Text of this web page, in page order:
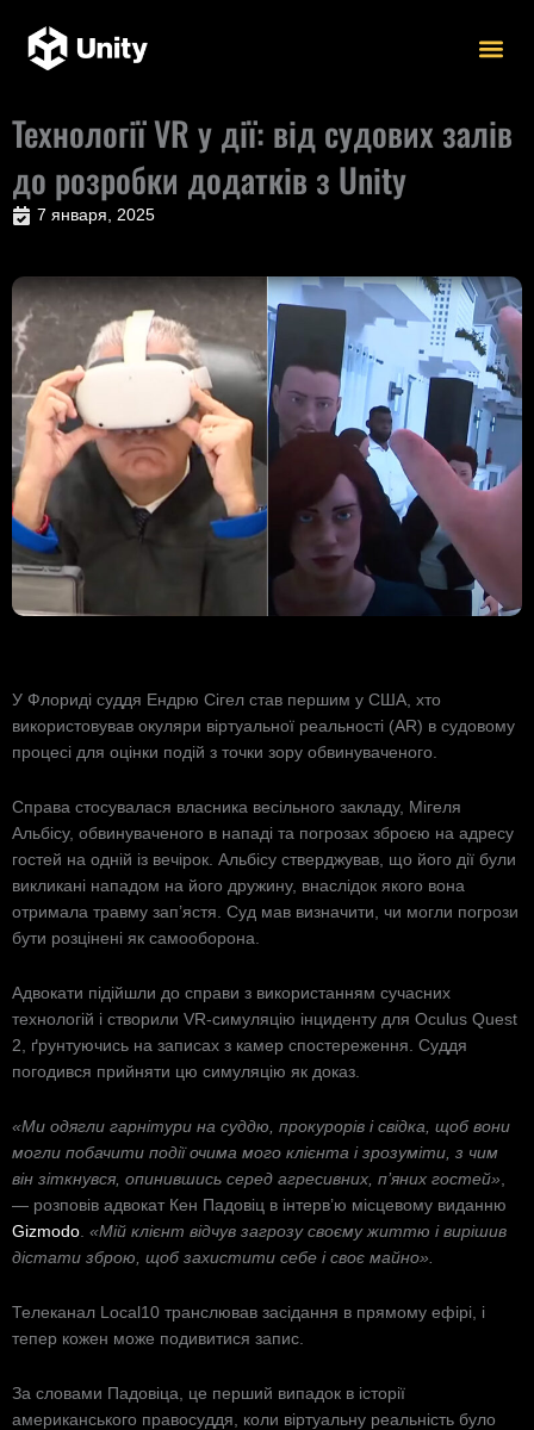
содержимому
Технології VR у дії: від судових залів
до розробки додатків з Unity
7 января, 2025
У Флориді суддя Ендрю Сігел став першим у США, хто
використовував окуляри віртуальної реальності (AR) в судовому
процесі для оцінки подій з точки зору обвинуваченого.
Справа стосувалася власника весільного закладу, Мігеля
Альбісу, обвинуваченого в нападі та погрозах зброєю на адресу
гостей на одній із вечірок. Альбісу стверджував, що його дії були
викликані нападом на його дружину, внаслідок якого вона
отримала травму зап’ястя. Суд мав визначити, чи могли погрози
бути розцінені як самооборона.
Адвокати підійшли до справи з використанням сучасних
технологій і створили VR-симуляцію інциденту для Oculus Quest
2, ґрунтуючись на записах з камер спостереження. Суддя
погодився прийняти цю симуляцію як доказ.
«Ми одягли гарнітури на суддю, прокурорів і свідка, щоб вони
могли побачити події очима мого клієнта і зрозуміти, з чим
він зіткнувся, опинившись серед агресивних, п’яних гостей»,
— розповів адвокат Кен Падовіц в інтерв’ю місцевому виданню
Gizmodo. «Мій клієнт відчув загрозу своєму життю і вирішив
дістати зброю, щоб захистити себе і своє майно».
Телеканал Local10 транслював засідання в прямому ефірі, і
тепер кожен може подивитися запис.
За словами Падовіца, це перший випадок в історії
американського правосуддя, коли віртуальну реальність було